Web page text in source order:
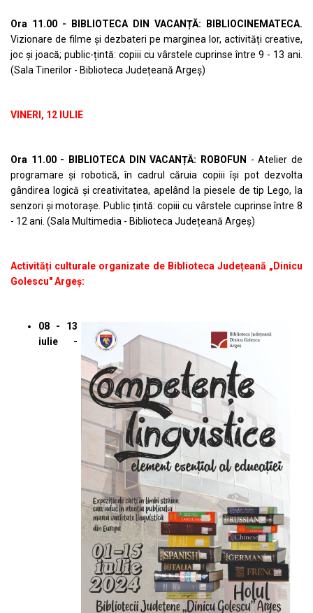
Ora 11.00 - BIBLIOTECA DIN VACANȚĂ: BIBLIOCINEMATECA.
Vizionare de filme și dezbateri pe marginea lor, activități creative,
joc și joacă; public-țintă: copiii cu vârstele cuprinse între 9 - 13 ani.
(Sala Tinerilor - Biblioteca Județeană Argeș)
VINERI, 12 IULIE
Ora 11.00 - BIBLIOTECA DIN VACANȚĂ: ROBOFUN
- Atelier de
programare și robotică, în cadrul căruia copiii își pot dezvolta
gândirea logică și creativitatea, apelând la piesele de tip Lego, la
senzori și motorașe. Public țintă: copiii cu vârstele cuprinse între 8
- 12 ani. (Sala Multimedia - Biblioteca Județeană Argeș)
Activități culturale organizate de Biblioteca Județeană „Dinicu
Golescu" Argeș:
08 - 13
iulie -